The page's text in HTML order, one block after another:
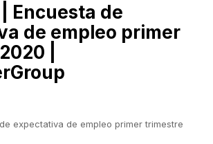
Encuesta de
de empleo primer
|
expectativa de empleo primer trimestre